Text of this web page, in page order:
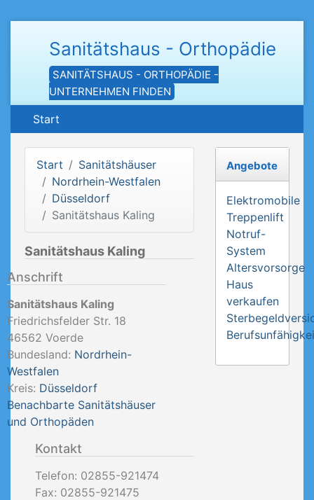
Sanitätshaus - Orthopädie
SANITÄTSHAUS - ORTHOPÄDIE -
UNTERNEHMEN FINDEN
Start
Start
Sanitätshäuser
Nordrhein-Westfalen
Düsseldorf
Sanitätshaus Kaling
Sanitätshaus Kaling
Anschrift
Sanitätshaus Kaling
Friedrichsfelder Str. 18
46562 Voerde
Bundesland: Nordrhein-
Westfalen
Kreis: Düsseldorf
Benachbarte Sanitätshäuser
und Orthopäden
Kontakt
Telefon: 02855-921474
Fax: 02855-921475
Angebote
Elektromobile
Treppenlift
Notruf-
System
Altersvorsorge
Haus
verkaufen